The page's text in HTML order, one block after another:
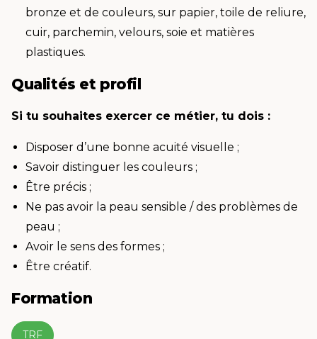
bronze et de couleurs, sur papier, toile de reliure,
cuir, parchemin, velours, soie et matières
plastiques.
Qualités et profil
Si tu souhaites exercer ce métier, tu dois :
Disposer d’une bonne acuité visuelle ;
Savoir distinguer les couleurs ;
Être précis ;
Ne pas avoir la peau sensible / des problèmes de
peau ;
Avoir le sens des formes ;
Être créatif.
Formation
TRF